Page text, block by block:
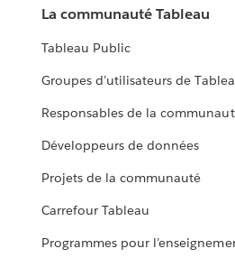
La communauté Tableau
Tableau Public
Groupes d’utilisateurs de
Responsables de la
Développeurs de données
Projets de la communauté
Carrefour Tableau
Programmes pour